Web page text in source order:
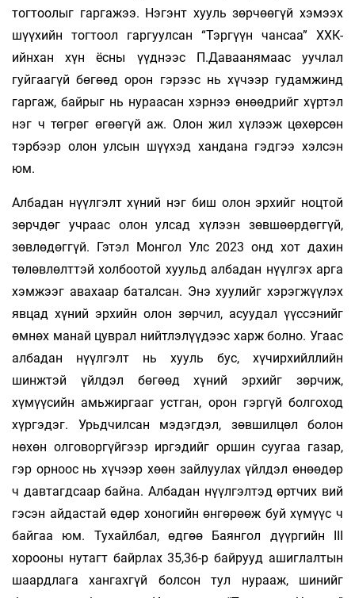
тогтоолыг гаргажээ. Нэгэнт хууль зөрчөөгүй хэмээх
шүүхийн тогтоол гаргуулсан “Тэргүүн чансаа” ХХК-
ийнхан хүн ёсны үүднээс П.Даваанямаас уучлал
гуйгаагүй бөгөөд орон гэрээс нь хүчээр гудамжинд
гаргаж, байрыг нь нураасан хэрнээ өнөөдрийг хүртэл
нэг ч төгрөг өгөөгүй аж. Олон жил хүлээж цөхөрсөн
тэрбээр олон улсын шүүхэд хандана гэдгээ хэлсэн
юм.
Албадан нүүлгэлт хүний нэг биш олон эрхийг ноцтой
зөрчдөг учраас олон улсад хүлээн зөвшөөрдөггүй,
зөвлөдөггүй. Гэтэл Монгол Улс 2023 онд хот дахин
төлөвлөлттэй холбоотой хуульд албадан нүүлгэх арга
хэмжээг авахаар баталсан. Энэ хуулийг хэрэгжүүлэх
явцад хүний эрхийн олон зөрчил, асуудал үүссэнийг
өмнөх манай цуврал нийтлэлүүдээс харж болно. Угаас
албадан нүүлгэлт нь хууль бус, хүчирхийллийн
шинжтэй үйлдэл бөгөөд хүний эрхийг зөрчиж,
хүмүүсийн амьжиргааг устган, орон гэргүй болгоход
хүргэдэг. Урьдчилсан мэдэгдэл, зөвшилцөл болон
нөхөн олговоргүйгээр иргэдийг оршин суугаа газар,
гэр орноос нь хүчээр хөөн зайлуулах үйлдэл өнөөдөр
ч давтагдсаар байна. Албадан нүүлгэлтэд өртчих вий
гэсэн айдастай өдөр хоногийн өнгөрөөж буй хүмүүс ч
байгаа юм. Тухайлбал, өдгөө Баянгол дүүргийн III
хорооны нутагт байрлах 35,36-р байрууд ашиглалтын
шаардлага хангахгүй болсон тул нурааж, шинийг